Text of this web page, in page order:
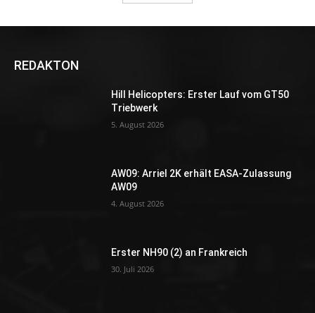
REDAKTON
Hill Helicopters: Erster Lauf vom GT50
Triebwerk
5. August 2026
AW09: Arriel 2K erhält EASA-Zulassung
AW09
4. August 2026
Erster NH90 (2) an Frankreich
30. Juli 2026